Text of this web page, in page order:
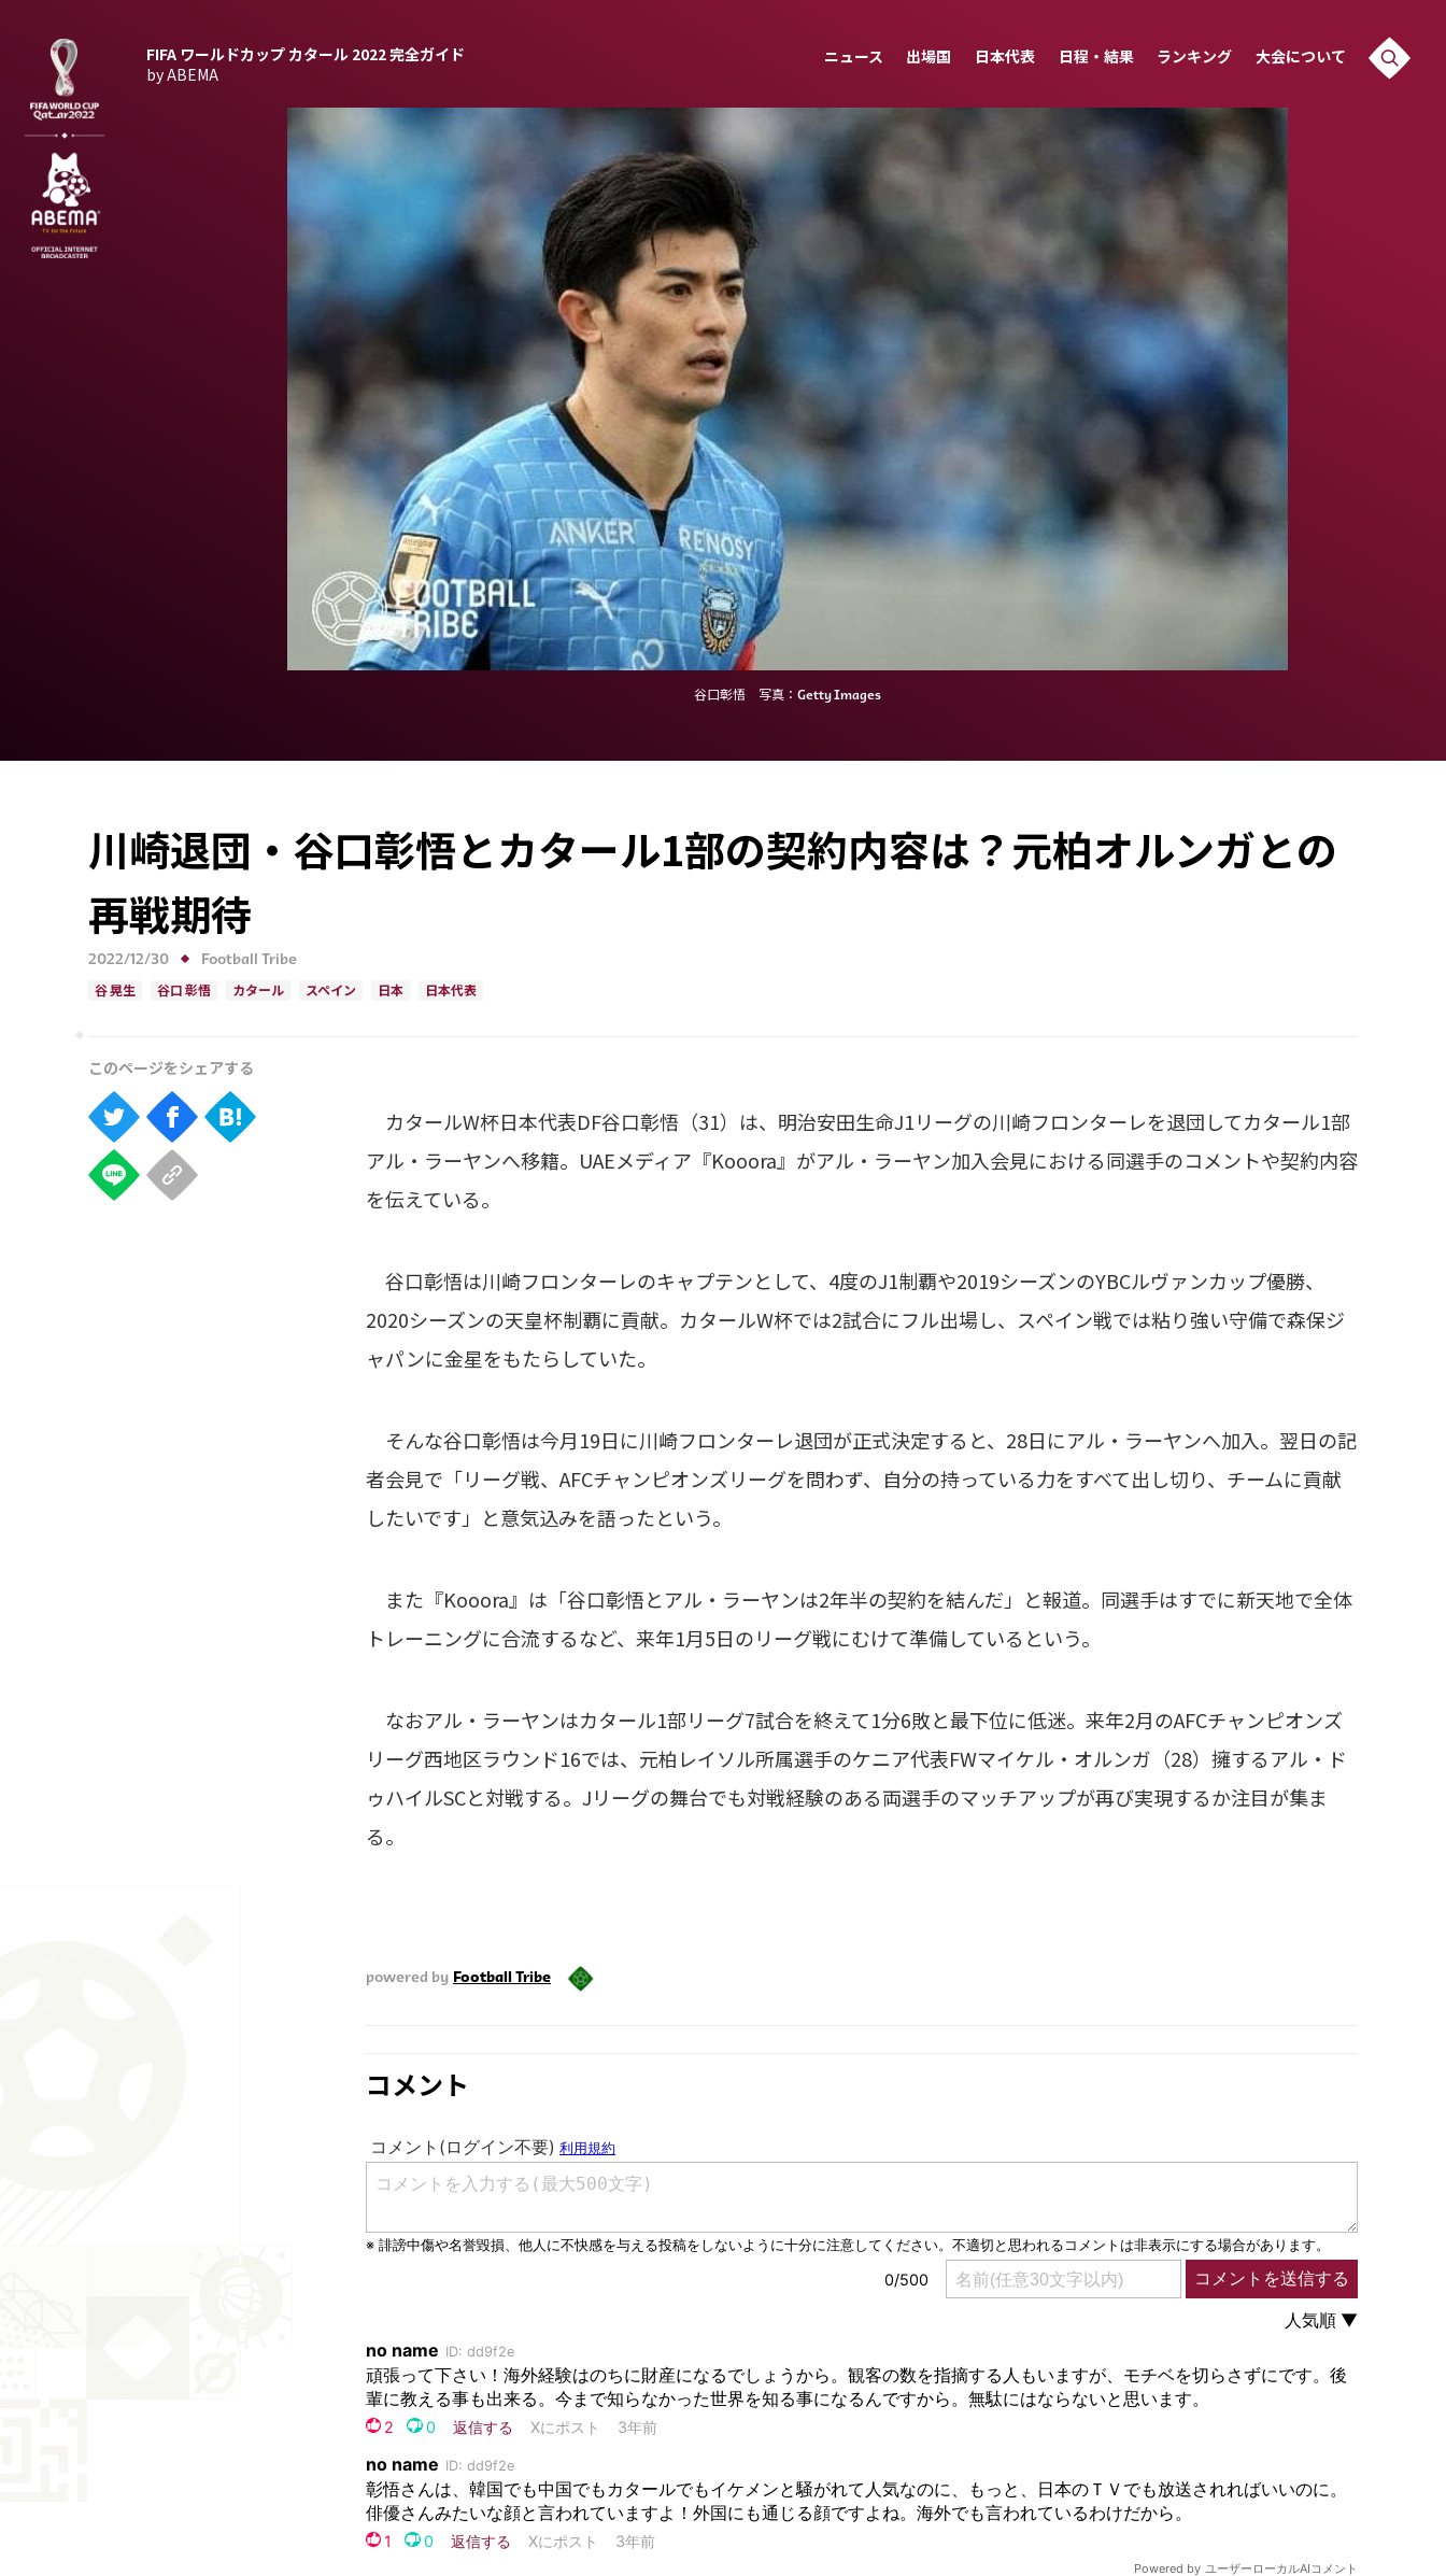
FIFA ワールドカップ カタール 2022完全ガイド
by ABEMA
ニュース 出場国 日本代表 日程・結果 ランキング 大会について
谷口彰悟 写真：Getty Images
川崎退団・谷口彰悟とカタール1部の契約内容は？元柏オルンガとの
再戦期待
2022/12/30 Football Tribe
谷 晃生 谷口 彰悟 カタール スペイン 日本 日本代表
カタールW杯日本代表DF谷口彰悟（31）は、明治安田生命J1リーグの川崎フロンターレを退団してカタール1部
アル・ラーヤンへ移籍。UAEメディア『Kooora』がアル・ラーヤン加入会見における同選手のコメントや契約内容
を伝えている。
谷口彰悟は川崎フロンターレのキャプテンとして、4度のJ1制覇や2019シーズンのYBCルヴァンカップ優勝、
2020シーズンの天皇杯制覇に貢献。カタールW杯では2試合にフル出場し、スペイン戦では粘り強い守備で森保ジ
ャパンに金星をもたらしていた。
そんな谷口彰悟は今月19日に川崎フロンターレ退団が正式決定すると、28日にアル・ラーヤンへ加入。翌日の記
者会見で「リーグ戦、AFCチャンピオンズリーグを問わず、自分の持っている力をすべて出し切り、チームに貢献
したいです」と意気込みを語ったという。
また『Kooora』は「谷口彰悟とアル・ラーヤンは2年半の契約を結んだ」と報道。同選手はすでに新天地で全体
トレーニングに合流するなど、来年1月5日のリーグ戦にむけて準備しているという。
なおアル・ラーヤンはカタール1部リーグ7試合を終えて1分6敗と最下位に低迷。来年2月のAFCチャンピオンズ
リーグ西地区ラウンド16では、元柏レイソル所属選手のケニア代表FWマイケル・オルンガ（28）擁するアル・ド
ゥハイルSCと対戦する。Jリーグの舞台でも対戦経験のある両選手のマッチアップが再び実現するか注目が集ま
る。
powered by Football Tribe
コメント